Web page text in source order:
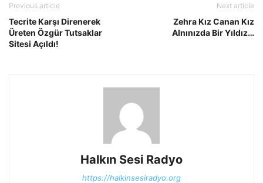
Previous article
Tecrite Karşı Direnerek
Üreten Özgür Tutsaklar
Sitesi Açıldı!
Next article
Zehra Kız Canan Kız
Alnınızda Bir Yıldız…
Halkın Sesi Radyo
https://halkinsesiradyo.org